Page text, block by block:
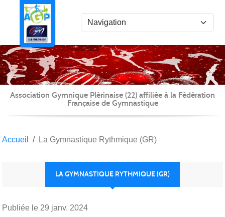
Association Gymnique Plérinaise (22) affiliée à la Fédération
Française de Gymnastique
Accueil La Gymnastique Rythmique (GR)
LA GYMNASTIQUE RYTHMIQUE (GR)
Publiée le 29 janv. 2024
Panneau de gestion des cookies